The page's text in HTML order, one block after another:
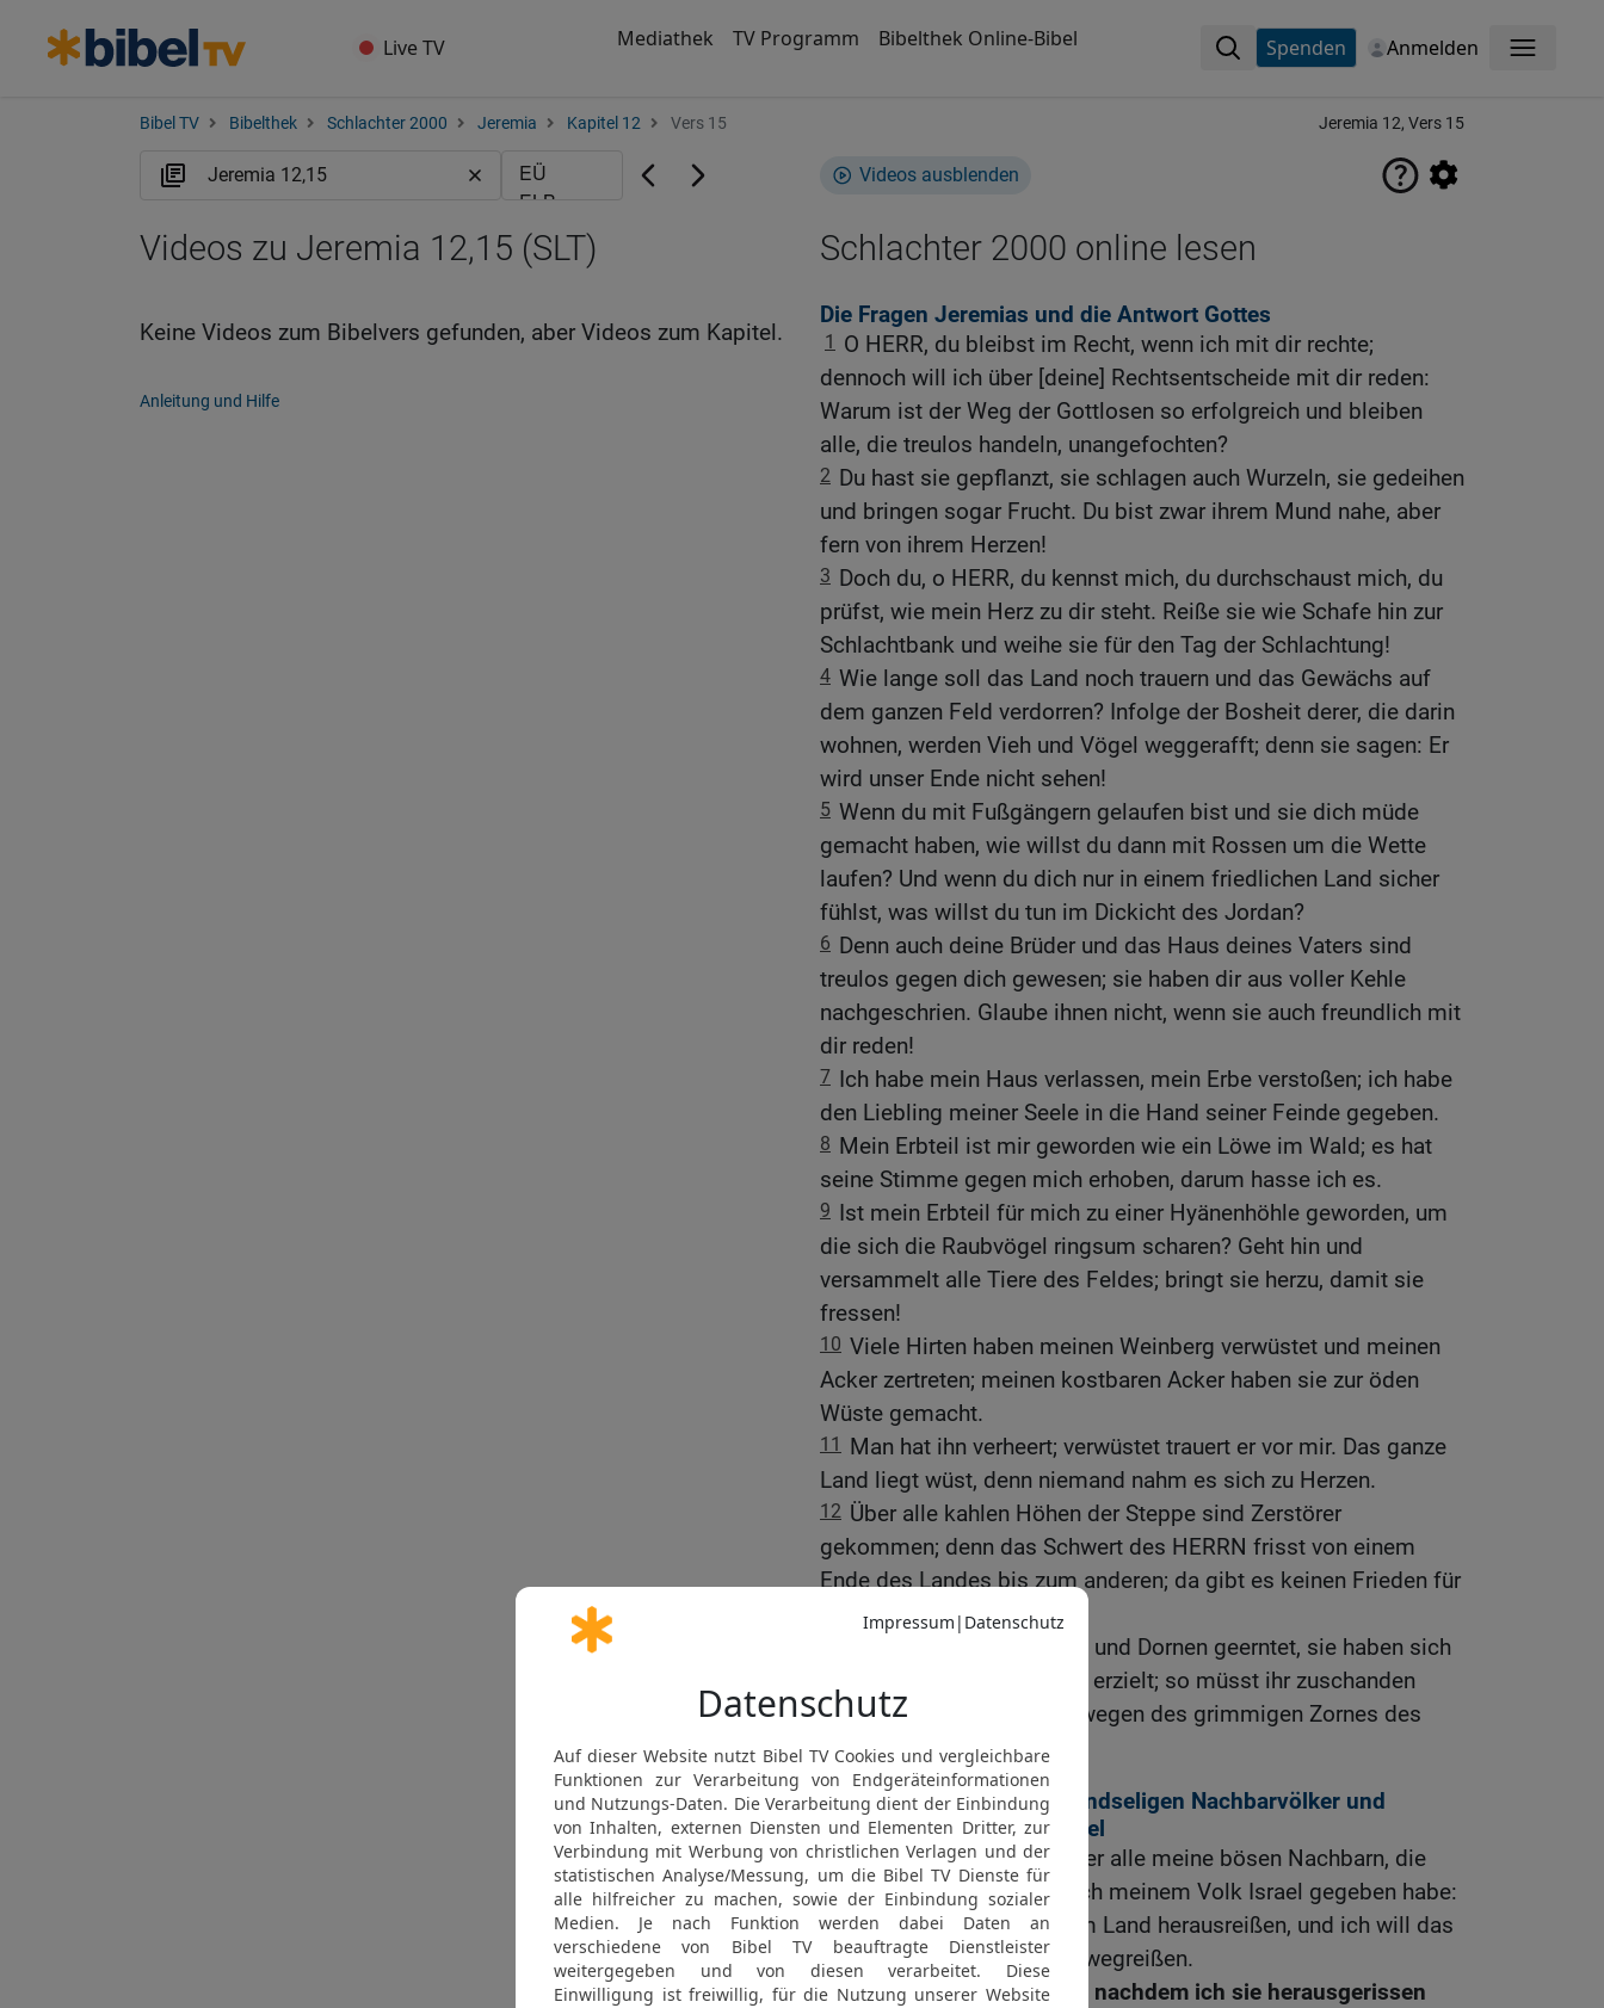
Live TV Mediathek TV Programm Bibelthek Online-Bibel Spenden Anmelden Menü
Bibel TV Bibelthek Schlachter 2000 Jeremia Kapitel 12 Vers 15 Jeremia 12, Vers 15
Videos ausblenden
Schlachter 2000 online lesen
Die Fragen Jeremias und die Antwort Gottes
1
O HERR, du bleibst im Recht, wenn ich mit dir rechte;
dennoch will ich über [deine] Rechtsentscheide mit dir reden:
Warum ist der Weg der Gottlosen so erfolgreich und bleiben
alle, die treulos handeln, unangefochten?
2 Du hast sie gepflanzt, sie schlagen auch Wurzeln, sie gedeihen
und bringen sogar Frucht. Du bist zwar ihrem Mund nahe, aber
fern von ihrem Herzen!
3 Doch du, o HERR, du kennst mich, du durchschaust mich, du
prüfst, wie mein Herz zu dir steht. Reiße sie wie Schafe hin zur
Schlachtbank und weihe sie für den Tag der Schlachtung!
4 Wie lange soll das Land noch trauern und das Gewächs auf
dem ganzen Feld verdorren? Infolge der Bosheit derer, die darin
wohnen, werden Vieh und Vögel weggerafft; denn sie sagen: Er
wird unser Ende nicht sehen!
5 Wenn du mit Fußgängern gelaufen bist und sie dich müde
gemacht haben, wie willst du dann mit Rossen um die Wette
laufen? Und wenn du dich nur in einem friedlichen Land sicher
fühlst, was willst du tun im Dickicht des Jordan?
6 Denn auch deine Brüder und das Haus deines Vaters sind
treulos gegen dich gewesen; sie haben dir aus voller Kehle
nachgeschrien. Glaube ihnen nicht, wenn sie auch freundlich mit
dir reden!
7 Ich habe mein Haus verlassen, mein Erbe verstoßen; ich habe
den Liebling meiner Seele in die Hand seiner Feinde gegeben.
8 Mein Erbteil ist mir geworden wie ein Löwe im Wald; es hat
seine Stimme gegen mich erhoben, darum hasse ich es.
9 Ist mein Erbteil für mich zu einer Hyänenhöhle geworden, um
die sich die Raubvögel ringsum scharen? Geht hin und
versammelt alle Tiere des Feldes; bringt sie herzu, damit sie
fressen!
10 Viele Hirten haben meinen Weinberg verwüstet und meinen
Acker zertreten; meinen kostbaren Acker haben sie zur öden
Wüste gemacht.
11
Man hat ihn verheert; verwüstet trauert er vor mir. Das ganze
Land liegt wüst, denn niemand nahm es sich zu Herzen.
12 Über alle kahlen Höhen der Steppe sind Zerstörer
gekommen; denn das Schwert des HERRN frisst von einem
Ende des Landes bis zum anderen; da gibt es keinen Frieden für
alles Fleisch.
Sie haben Weizen gesät und Dornen geerntet, sie haben sich
abgemüht und doch nichts erzielt; so müsst ihr zuschanden
werden an euren Erträgen wegen des grimmigen Zornes des
HERRN!
Weissagung gegen die feindseligen Nachbarvölker und
Heilsankündigung für Israel
14 So spricht der HERR über alle meine bösen Nachbarn, die
das Erbteil antasten, das ich meinem Volk Israel gegeben habe:
Siehe, ich will sie aus ihrem Land herausreißen, und ich will das
Haus Juda aus ihrer Mitte wegreißen.
15 Und es soll geschehen, nachdem ich sie herausgerissen
Videos zu Jeremia 12,15 (SLT)
Keine Videos zum Bibelvers gefunden, aber Videos zum Kapitel.
Anleitung und Hilfe